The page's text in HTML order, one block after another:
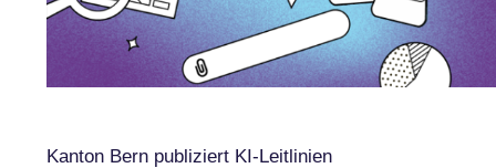
Kanton Bern publiziert KI-Leitlinien